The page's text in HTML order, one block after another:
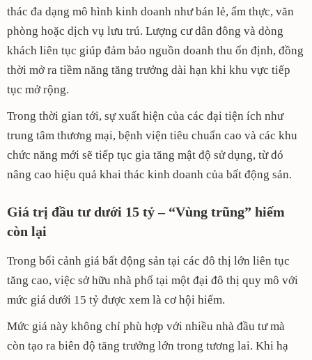
thác đa dạng mô hình kinh doanh như bán lẻ, ẩm thực, văn
phòng hoặc dịch vụ lưu trú. Lượng cư dân đông và dòng
khách liên tục giúp đảm bảo nguồn doanh thu ổn định, đồng
thời mở ra tiềm năng tăng trưởng dài hạn khi khu vực tiếp
tục mở rộng.
Trong thời gian tới, sự xuất hiện của các đại tiện ích như
trung tâm thương mại, bệnh viện tiêu chuẩn cao và các khu
chức năng mới sẽ tiếp tục gia tăng mật độ sử dụng, từ đó
nâng cao hiệu quả khai thác kinh doanh của bất động sản.
Giá trị đầu tư dưới 15 tỷ – “Vùng trũng” hiếm
còn lại
Trong bối cảnh giá bất động sản tại các đô thị lớn liên tục
tăng cao, việc sở hữu nhà phố tại một đại đô thị quy mô với
mức giá dưới 15 tỷ được xem là cơ hội hiếm.
Mức giá này không chỉ phù hợp với nhiều nhà đầu tư mà
còn tạo ra biên độ tăng trưởng lớn trong tương lai. Khi hạ